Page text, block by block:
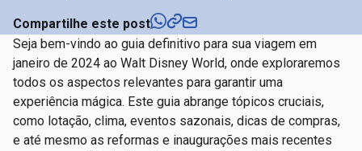
Compartilhe este post
Seja bem-vindo ao guia definitivo para sua viagem em
janeiro de 2024 ao Walt Disney World, onde exploraremos
todos os aspectos relevantes para garantir uma
experiência mágica. Este guia abrange tópicos cruciais,
como lotação, clima, eventos sazonais, dicas de compras,
e até mesmo as reformas e inaugurações mais recentes